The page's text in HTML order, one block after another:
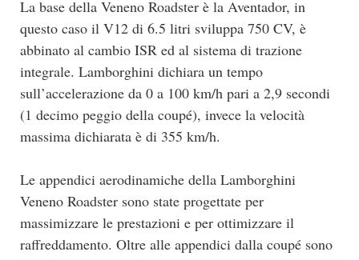
La base della Veneno Roadster è la Aventador, in
questo caso il V12 di 6.5 litri sviluppa 750 CV, è
abbinato al cambio ISR ed al sistema di trazione
integrale. Lamborghini dichiara un tempo
sull’accelerazione da 0 a 100 km/h pari a 2,9 secondi
(1 decimo peggio della coupé), invece la velocità
massima dichiarata è di 355 km/h.
Le appendici aerodinamiche della Lamborghini
Veneno Roadster sono state progettate per
massimizzare le prestazioni e per ottimizzare il
raffreddamento. Oltre alle appendici dalla coupé sono